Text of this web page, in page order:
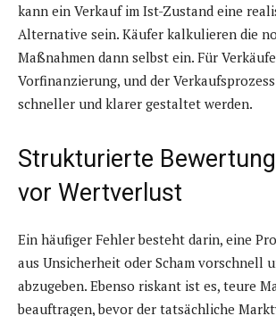
kann ein Verkauf im Ist-Zustand eine
Alternative sein. Käufer kalkulieren die
Maßnahmen dann selbst ein. Für
Vorfinanzierung, und der
schneller und klarer gestaltet werden.
Strukturierte
vor Wertverlust
Ein häufiger Fehler besteht darin, eine
aus Unsicherheit oder Scham vorschnell
abzugeben. Ebenso riskant ist es, teure
beauftragen, bevor der tatsächliche